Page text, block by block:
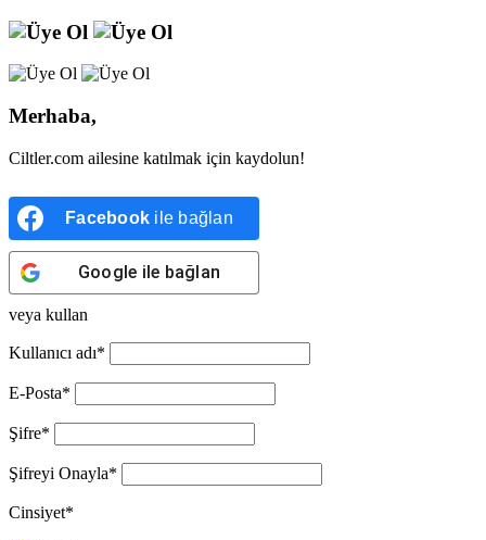
Merhaba,
Ciltler.com ailesine katılmak için kaydolun!
Facebook ile bağlan
Google ile bağlan
veya kullan
Kullanıcı adı*
E-Posta*
Şifre*
Şifreyi Onayla*
Cinsiyet*